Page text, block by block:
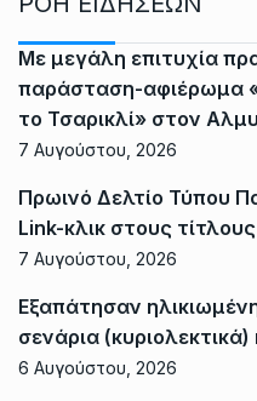
Με μεγάλη επιτυχία
παράσταση-αφιέρωμα
το Τσαρικλί» στον
7 Αυγούστου, 2026
Πρωινό Δελτίο Τύπου
Link-κλικ στους
7 Αυγούστου, 2026
Εξαπάτησαν
σενάρια
6 Αυγούστου, 2026